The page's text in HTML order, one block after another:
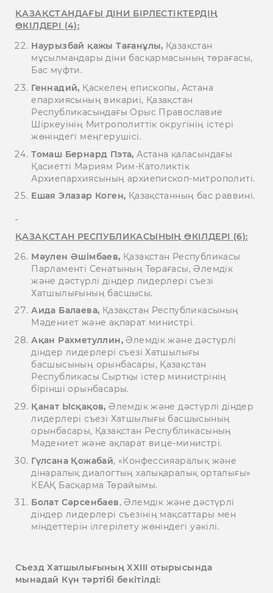
ҚАЗАҚСТАНДАҒЫ ДІНИ БІРЛЕСТІКТЕРДІҢ
ӨКІЛДЕРІ (4):
Наурызбай қажы Тағанұлы, Қазақстан
мұсылмандары діни басқармасының төрағасы,
Бас мүфти.
Геннадий, Қаскелең епископы, Астана
епархиясының викариі, Қазақстан
Республикасындағы Орыс Православие
Шіркеуінің Митрополиттік округінің істері
жөніндегі меңгерушісі.
Томаш Бернард Пэта, Астана қаласындағы
Қасиетті Мәриям Рим-Католиктік
Архиепархиясының архиепископ-митрополиті.
Ешая Элазар Коген, Қазақстанның бас раввині.
ҚАЗАҚСТАН РЕСПУБЛИКАСЫНЫҢ ӨКІЛДЕРІ (6):
Мәулен Әшімбаев, Қазақстан Республикасы
Парламенті Сенатының Төрағасы, Әлемдік
және дәстүрлі діндер лидерлері съезі
Хатшылығының басшысы.
Аида Балаева, Қазақстан Республикасының
Мәдениет және ақпарат министрі.
Ақан Рахметуллин,Әлемдік және дәстүрлі
діндер лидерлері съезі Хатшылығы
басшысының орынбасары, Қазақстан
Республикасы Сыртқы істер министрінің
бірінші орынбасары.
Қанат Ысқақов,Әлемдік және дәстүрлі діндер
лидерлері съезі Хатшылығы басшысының
орынбасары, Қазақстан Республикасының
Мәдениет және ақпарат вице-министрі.
Гүлсана Қожабай, «Конфессияаралық және
дінаралық диалогтың халықаралық орталығы»
КЕАҚ Басқарма Төрайымы.
Болат Сәрсенбаев, Әлемдік және дәстүрлі
діндер лидерлері съезінің мақсаттары мен
міндеттерін ілгерілету жөніндегі уәкілі.
Съезд Хатшылығының XXIII отырысында
мынадай Күн тәртібі бекітілді: